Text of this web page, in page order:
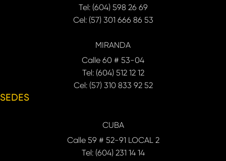
Tel: (604) 598 26 69
Cel: (57) 301 666 86 53
MIRANDA
Calle 60 # 53-04
Tel: (604) 512 12 12
Cel: (57) 310 833 92 52
SEDES
CUBA
Calle 59 # 52-91 LOCAL 2
Tel: (604) 231 14 14